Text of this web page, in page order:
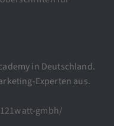
in Deutschland.
Experten aus.
gmbh/